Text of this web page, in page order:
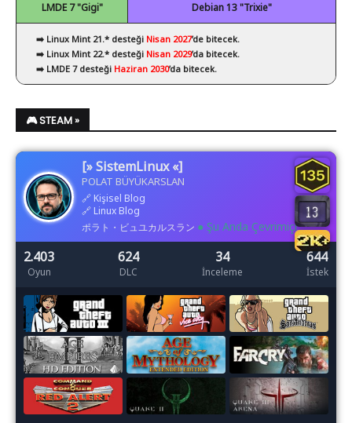
LMDE 7 "Gigi" Debian 13 "Trixie"
➡️ Linux Mint 21.* desteği Nisan 2027’de bitecek.
➡️ Linux Mint 22.* desteği Nisan 2029’da bitecek.
➡️ LMDE 7 desteği Haziran 2030’da bitecek.
🎮 STEAM »
[» SistemLinux «]
POLAT BÜYÜKARSLAN
🔗 Kişisel Blog
🔗 Linux Blog
ポラト・ビュユカルスラン ● Şu Anda Çevrimiçi
2.403
Oyun
624
DLC
34
İnceleme
644
İstek